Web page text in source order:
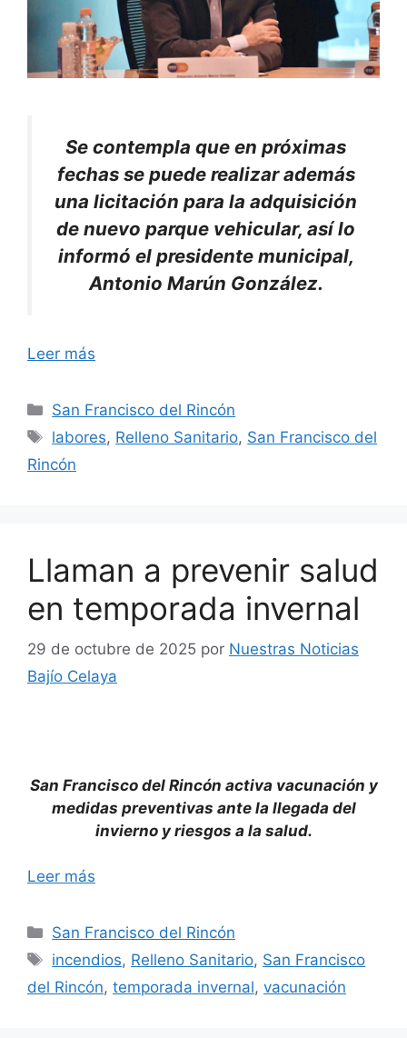
Se contempla que en próximas
fechas se puede realizar además
una licitación para la adquisición
de nuevo parque vehicular, así lo
informó el presidente municipal,
Antonio Marún González.
Leer más
Categorías
San Francisco del Rincón
Etiquetas
labores, Relleno Sanitario, San Francisco del
Rincón
Llaman a prevenir salud
en temporada invernal
29 de octubre de 2025 por Nuestras Noticias
Bajío Celaya
San Francisco del Rincón activa vacunación y
medidas preventivas ante la llegada del
invierno y riesgos a la salud.
Leer más
Categorías
San Francisco del Rincón
Etiquetas
incendios, Relleno Sanitario, San Francisco
del Rincón, temporada invernal, vacunación